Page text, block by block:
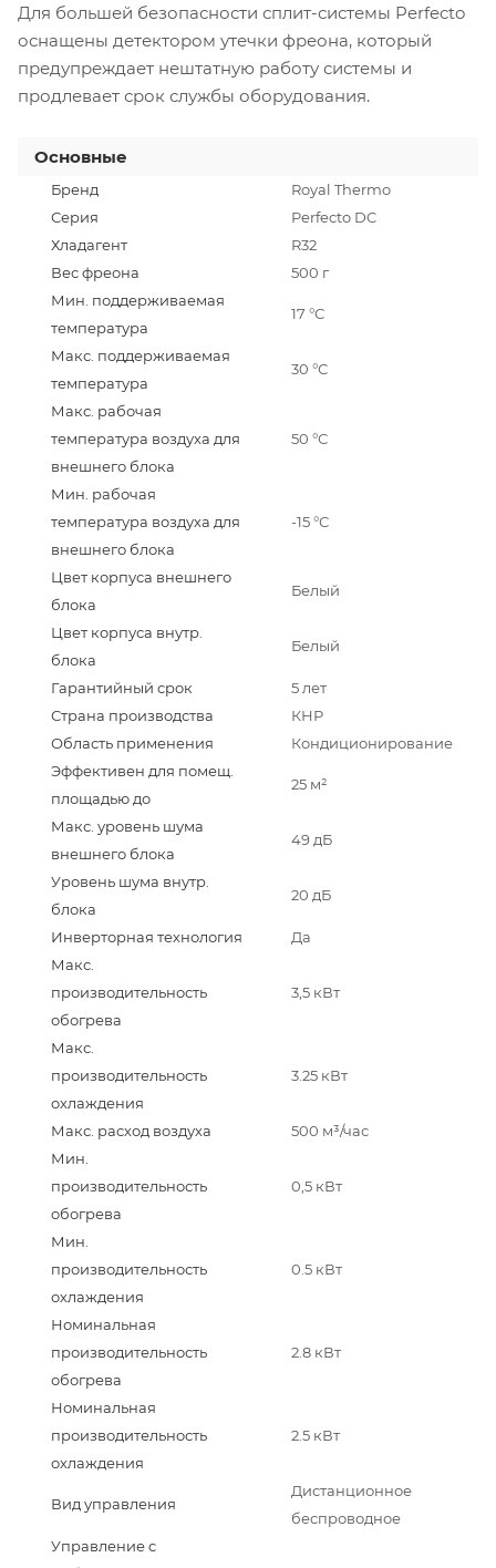
Для большей безопасности сплит-системы Perfecto
оснащены детектором утечки фреона, который
предупреждает нештатную работу системы и
продлевает срок службы оборудования.
Основные
Бренд
Royal Thermo
Серия
Perfecto DC
Хладагент
R32
Вес фреона
500 г
Мин. поддерживаемая
температура
17 °С
Макс. поддерживаемая
температура
30 °С
Макс. рабочая
температура воздуха для
внешнего блока
50 °С
Мин. рабочая
температура воздуха для
внешнего блока
-15 °С
Цвет корпуса внешнего
блока
Белый
Цвет корпуса внутр.
блока
Белый
Гарантийный срок
5 лет
Страна производства
КНР
Область применения
Кондиционирование
Эффективен для помещ.
площадью до
25 м²
Макс. уровень шума
внешнего блока
49 дБ
Уровень шума внутр.
блока
20 дБ
Инверторная технология
Да
Макс.
производительность
обогрева
3,5 кВт
Макс.
производительность
охлаждения
3.25 кВт
Макс. расход воздуха
500 м³/час
Мин.
производительность
обогрева
0,5 кВт
Мин.
производительность
охлаждения
0.5 кВт
Номинальная
производительность
обогрева
2.8 кВт
Номинальная
производительность
охлаждения
2.5 кВт
Вид управления
Дистанционное
беспроводное
Управление c